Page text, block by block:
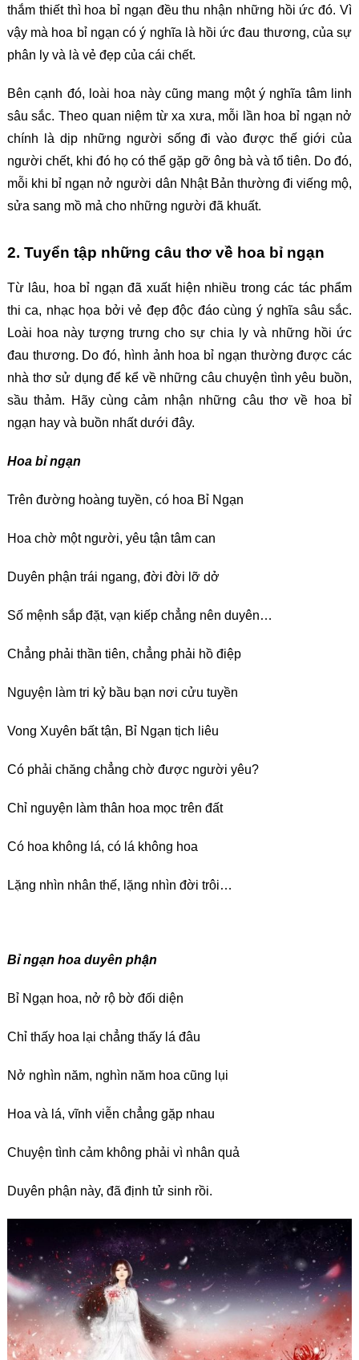
thắm thiết thì hoa bỉ ngạn đều thu nhận những hồi ức đó. Vì
vậy mà hoa bỉ ngạn có ý nghĩa là hồi ức đau thương, của sự
phân ly và là vẻ đẹp của cái chết.
Bên cạnh đó, loài hoa này cũng mang một ý nghĩa tâm linh
sâu sắc. Theo quan niệm từ xa xưa, mỗi lần hoa bỉ ngạn nở
chính là dịp những người sống đi vào được thế giới của
người chết, khi đó họ có thể gặp gỡ ông bà và tổ tiên. Do đó,
mỗi khi bỉ ngạn nở người dân Nhật Bản thường đi viếng mộ,
sửa sang mồ mả cho những người đã khuất.
2. Tuyển tập những câu thơ về hoa bỉ ngạn
Từ lâu, hoa bỉ ngạn đã xuất hiện nhiều trong các tác phẩm
thi ca, nhạc họa bởi vẻ đẹp độc đáo cùng ý nghĩa sâu sắc.
Loài hoa này tượng trưng cho sự chia ly và những hồi ức
đau thương. Do đó, hình ảnh hoa bỉ ngạn thường được các
nhà thơ sử dụng để kể về những câu chuyện tình yêu buồn,
sầu thảm. Hãy cùng cảm nhận những câu thơ về hoa bỉ
ngạn hay và buồn nhất dưới đây.
Hoa bỉ ngạn
Trên đường hoàng tuyền, có hoa Bỉ Ngạn
Hoa chờ một người, yêu tận tâm can
Duyên phận trái ngang, đời đời lỡ dở
Số mệnh sắp đặt, vạn kiếp chẳng nên duyên…
Chẳng phải thần tiên, chẳng phải hồ điệp
Nguyện làm tri kỷ bầu bạn nơi cửu tuyền
Vong Xuyên bất tận, Bỉ Ngạn tịch liêu
Có phải chăng chẳng chờ được người yêu?
Chỉ nguyện làm thân hoa mọc trên đất
Có hoa không lá, có lá không hoa
Lặng nhìn nhân thế, lặng nhìn đời trôi…
Bỉ ngạn hoa duyên phận
Bỉ Ngạn hoa, nở rộ bờ đối diện
Chỉ thấy hoa lại chẳng thấy lá đâu
Nở nghìn năm, nghìn năm hoa cũng lụi
Hoa và lá, vĩnh viễn chẳng gặp nhau
Chuyện tình cảm không phải vì nhân quả
Duyên phận này, đã định tử sinh rồi.